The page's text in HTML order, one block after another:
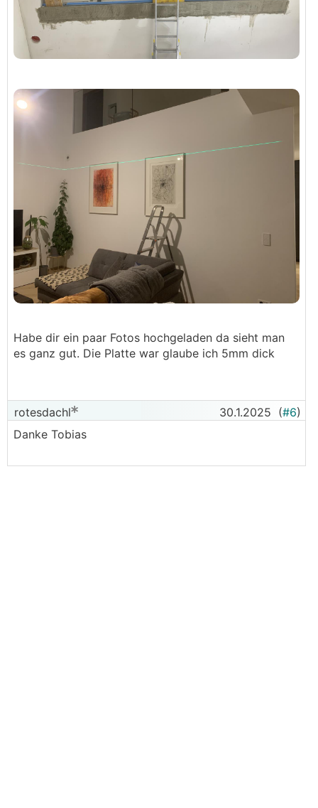
Habe dir ein paar Fotos hochgeladen da sieht man
es ganz gut. Die Platte war glaube ich 5mm dick
rotesdachl 30.1.2025 (#6)
Danke Tobias